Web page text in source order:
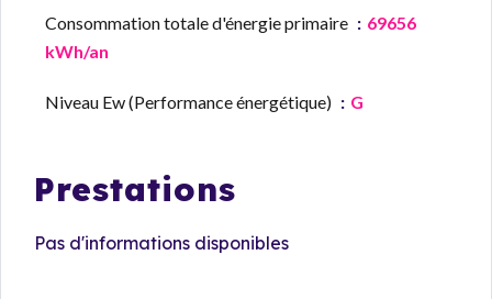
Consommation totale d'énergie primaire
69656
kWh/an
Niveau Ew (Performance énergétique) G
Prestations
Pas d'informations disponibles